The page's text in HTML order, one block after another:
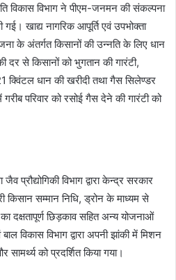
विकास विभाग ने पीएम-जनमन की संकल्पना
खाद्य नागरिक आपूर्ति एवं उपभोक्ता
के अंतर्गत किसानों की उन्नति के लिए धान
दर से किसानों को भुगतान की गारंटी,
क्विंटल धान की खरीदी तथा गैस सिलेण्डर
परिवार को रसोई गैस देने की गारंटी को
प्रौद्योगिकी विभाग द्वारा केन्द्र सरकार
किसान सम्मान निधि, ड्रोन के माध्यम से
दक्षतापूर्ण छिड़काव सहित अन्य योजनाओं
विकास विभाग द्वारा अपनी झांकी में मिशन
को प्रदर्शित किया गया।